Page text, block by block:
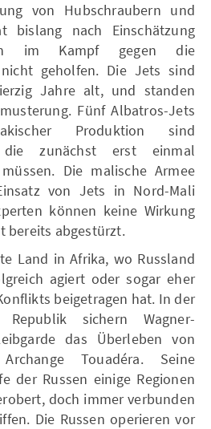
von Hubschraubern und
bislang nach Einschätzung
im Kampf gegen die
geholfen. Die Jets sind
Jahre alt, und standen
Fünf Albatros-Jets
Produktion sind
die zunächst erst einmal
Die malische Armee
von Jets in Nord-Mali
können keine Wirkung
bereits abgestürzt.
Land in Afrika, wo Russland
agiert oder sogar eher
beigetragen hat. In der
Republik sichern Wagner-
das Überleben von
Touadéra. Seine
der Russen einige Regionen
doch immer verbunden
Die Russen operieren vor